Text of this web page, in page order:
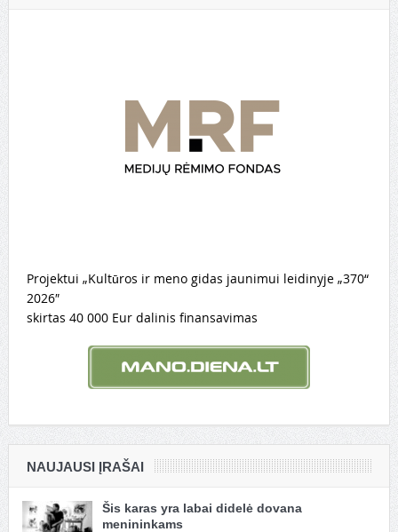
Projektui „Kultūros ir meno gidas jaunimui leidinyje „370“
2026″
skirtas 40 000 Eur dalinis finansavimas
NAUJAUSI ĮRAŠAI
Šis karas yra labai didelė dovana
menininkams